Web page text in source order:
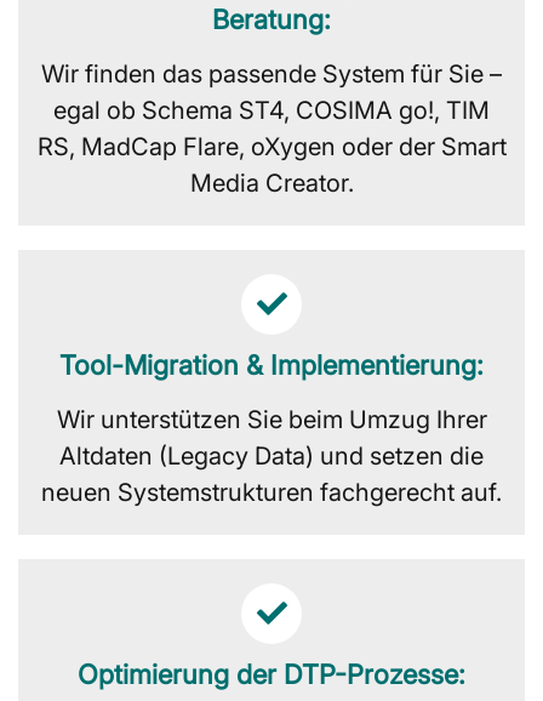
Beratung:
Wir finden das passende System für Sie –
egal ob Schema ST4, COSIMA go!, TIM
RS, MadCap Flare, oXygen oder der Smart
Media Creator.
Tool-Migration & Implementierung:
Wir unterstützen Sie beim Umzug Ihrer
Altdaten (Legacy Data) und setzen die
neuen Systemstrukturen fachgerecht auf.
Optimierung der DTP-Prozesse: